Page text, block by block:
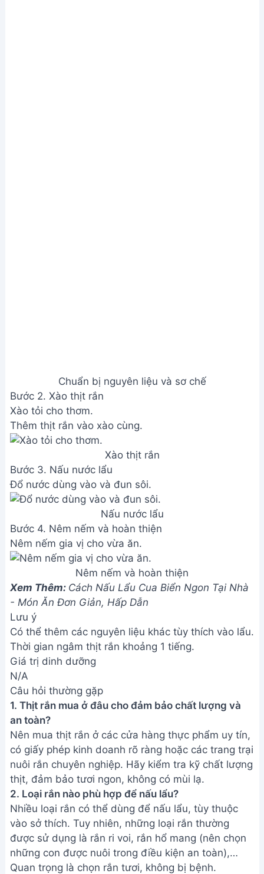
Chuẩn bị nguyên liệu và sơ chế
Bước 2. Xào thịt rắn
Xào tỏi cho thơm.
Thêm thịt rắn vào xào cùng.
Xào thịt rắn
Bước 3. Nấu nước lẩu
Đổ nước dùng vào và đun sôi.
Nấu nước lẩu
Bước 4. Nêm nếm và hoàn thiện
Nêm nếm gia vị cho vừa ăn.
Nêm nếm và hoàn thiện
Xem Thêm: Cách Nấu Lẩu Cua Biển Ngon Tại Nhà
- Món Ăn Đơn Giản, Hấp Dẫn
Lưu ý
Có thể thêm các nguyên liệu khác tùy thích vào lẩu.
Thời gian ngâm thịt rắn khoảng 1 tiếng.
Giá trị dinh dưỡng
N/A
Câu hỏi thường gặp
1. Thịt rắn mua ở đâu cho đảm bảo chất lượng và
an toàn?
Nên mua thịt rắn ở các cửa hàng thực phẩm uy tín,
có giấy phép kinh doanh rõ ràng hoặc các trang trại
nuôi rắn chuyên nghiệp. Hãy kiểm tra kỹ chất lượng
thịt, đảm bảo tươi ngon, không có mùi lạ.
2. Loại rắn nào phù hợp để nấu lẩu?
Nhiều loại rắn có thể dùng để nấu lẩu, tùy thuộc
vào sở thích. Tuy nhiên, những loại rắn thường
được sử dụng là rắn ri voi, rắn hổ mang (nên chọn
những con được nuôi trong điều kiện an toàn),…
Quan trọng là chọn rắn tươi, không bị bệnh.